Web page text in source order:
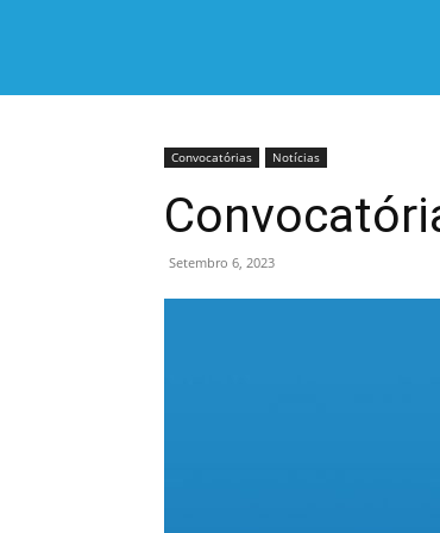
Convocatórias Notícias
Setembro 6, 2023